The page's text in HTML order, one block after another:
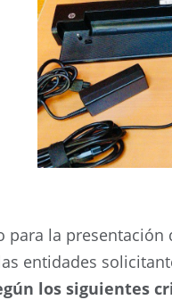
la
entidades
los siguientes